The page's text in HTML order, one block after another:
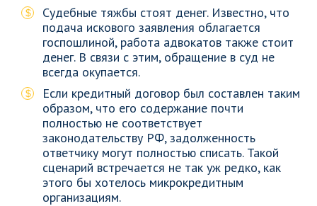
Судебные тяжбы стоят денег. Известно, что
подача искового заявления облагается
госпошлиной, работа адвокатов также стоит
денег. В связи с этим, обращение в суд не
всегда окупается.
Если кредитный договор был составлен таким
образом, что его содержание почти
полностью не соответствует
законодательству РФ, задолженность
ответчику могут полностью списать. Такой
сценарий встречается не так уж редко, как
этого бы хотелось микрокредитным
организациям.